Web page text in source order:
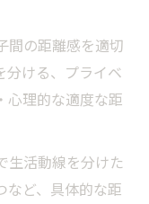
間の距離感を適切
分ける、プライベ
心理的な適度な距
生活動線を分けた
など、具体的な距